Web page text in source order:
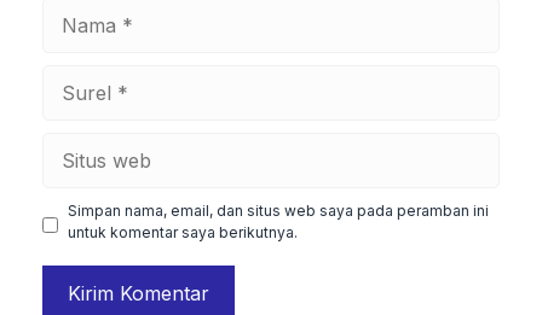
Simpan nama, email, dan situs web saya pada peramban ini
untuk komentar saya berikutnya.